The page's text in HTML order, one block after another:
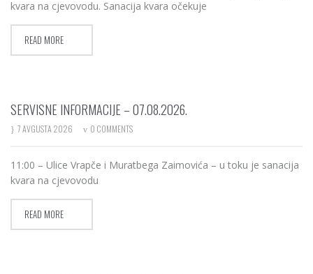
kvara na cjevovodu. Sanacija kvara očekuje
READ MORE
SERVISNE INFORMACIJE – 07.08.2026.
7 AVGUSTA 2026 0 COMMENTS
11:00 – Ulice Vrapče i Muratbega Zaimovića – u toku je sanacija
kvara na cjevovodu
READ MORE